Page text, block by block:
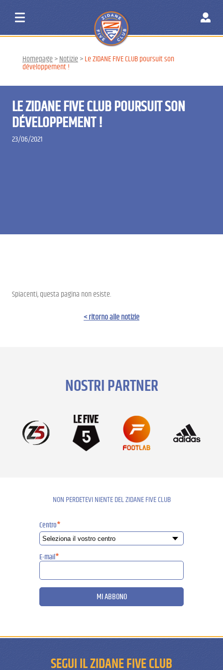
Homepage > Notizie > Le ZIDANE FIVE CLUB poursuit son
développement !
LE ZIDANE FIVE CLUB POURSUIT SON
DÉVELOPPEMENT !
23/06/2021
Spiacenti, questa pagina non esiste.
< ritorno alle notizie
NOSTRI PARTNER
NON PERDETEVI NIENTE DEL ZIDANE FIVE CLUB
Centro*
E-mail *
MI ABBONO
SEGUI IL ZIDANE FIVE CLUB